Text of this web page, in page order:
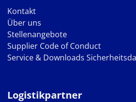
Kontakt
Über uns
Stellenangebote
Supplier Code of Conduct
Service & Downloads
Logistikpartner